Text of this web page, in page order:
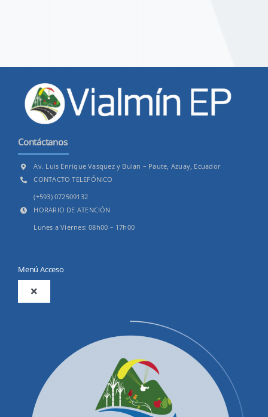
Contáctanos
Av. Luis Enrique Vasquez y Bulan – Paute, Azuay, Ecuador
CONTACTO TELEFÓNICO
(+593) 072509132
HORARIO DE ATENCIÓN
Lunes a Viernes: 08h00 – 17h00
Menú Acceso
Toggle
Productos y Servicios
Convocatorias Precalificación